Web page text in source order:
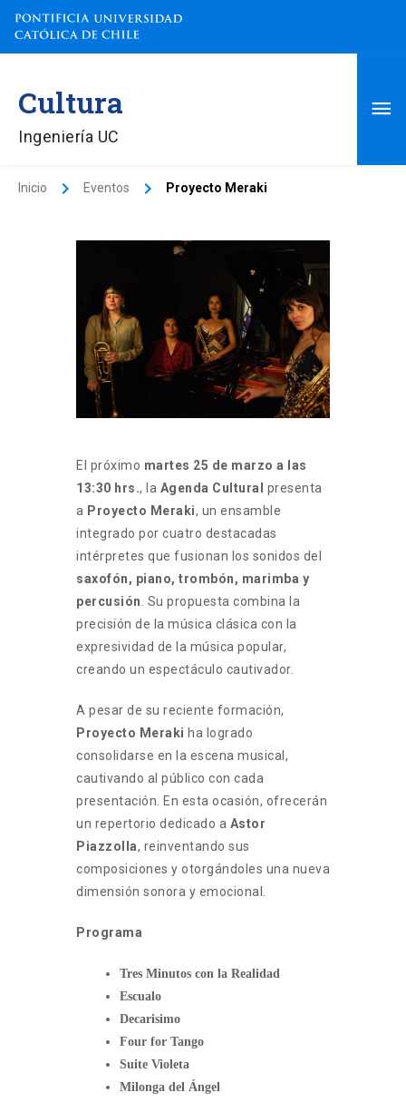
contenido
Cultura
Ingeniería UC
Inicio Eventos Proyecto Meraki
El próximo martes 25 de marzo a las
13:30 hrs., la Agenda Cultural
presenta
a Proyecto Meraki, un ensamble
integrado por cuatro destacadas
intérpretes que fusionan los sonidos del
saxofón, piano, trombón, marimba y
percusión . Su propuesta combina la
precisión de la música clásica con la
expresividad de la música popular,
creando un espectáculo cautivador.
A pesar de su reciente formación,
Proyecto Meraki ha logrado
consolidarse en la escena musical,
cautivando al público con cada
presentación. En esta ocasión, ofrecerán
un repertorio dedicado a Astor
Piazzolla, reinventando sus
composiciones y otorgándoles una nueva
dimensión sonora y emocional.
Programa
Tres Minutos con la Realidad
Escualo
Decarisimo
Four for Tango
Suite Violeta
Milonga del Ángel